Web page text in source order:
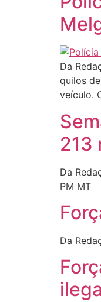
Da
quilos
veículo.
213
Da
PM MT
Da